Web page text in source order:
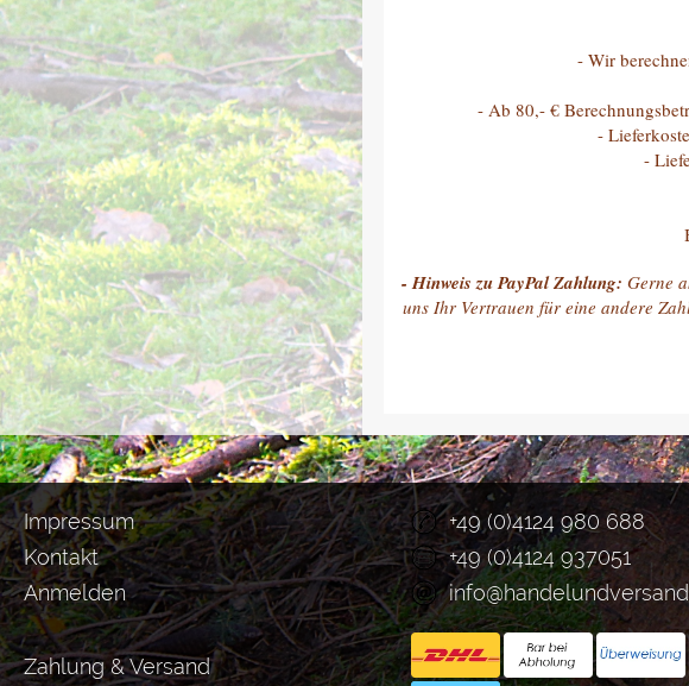
- Wir
- Ab 80,- €
-
-
Bei Zahlung
- Hinweis zu PayPal Zahlung: Gerne
uns Ihr Vertrauen für eine andere
Impressum
Kontakt
Anmelden
Zahlung & Versand
+49 (0)4124 980 688
+49 (0)4124 937051